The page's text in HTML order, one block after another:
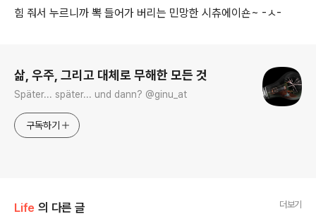
힘 줘서 누르니까 뽁 들어가 버리는 민망한 시츄에이숀~ -ㅅ-
삶, 우주, 그리고 대체로 무해한 모든 것
Später... später... und dann? @ginu_at
구독하기
Life 의 다른 글 더보기